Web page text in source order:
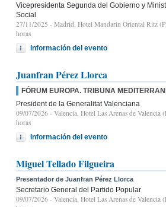
Vicepresidenta Segunda del Gobierno y
Social
27/11/2025 - Madrid, Hotel Mandarin Oriental Ritz
horas
Información del evento
Juanfran Pérez Llorca
FÓRUM EUROPA. TRIBUNA
President de la Generalitat Valenciana
09/07/2026 - Valencia, Hotel Las Arenas de Valencia
horas
Información del evento
Miguel Tellado Filgueira
Presentador de Juanfran Pérez Llorca
Secretario General del Partido Popular
09/07/2026 - Valencia, Hotel Las Arenas de Valencia